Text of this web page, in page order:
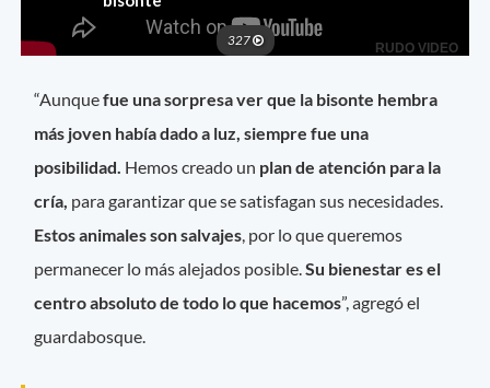
“Aunquefue una sorpresa ver que la bisonte hembra
más joven había dado a luz, siempre fue una
posibilidad. Hemos creado un plan de atención para la
cría, para garantizar que se satisfagan sus necesidades.
Estos animales son salvajes , por lo que queremos
permanecer lo más alejados posible.Su bienestar es el
centro absoluto de todo lo que hacemos”, agregó el
guardabosque.